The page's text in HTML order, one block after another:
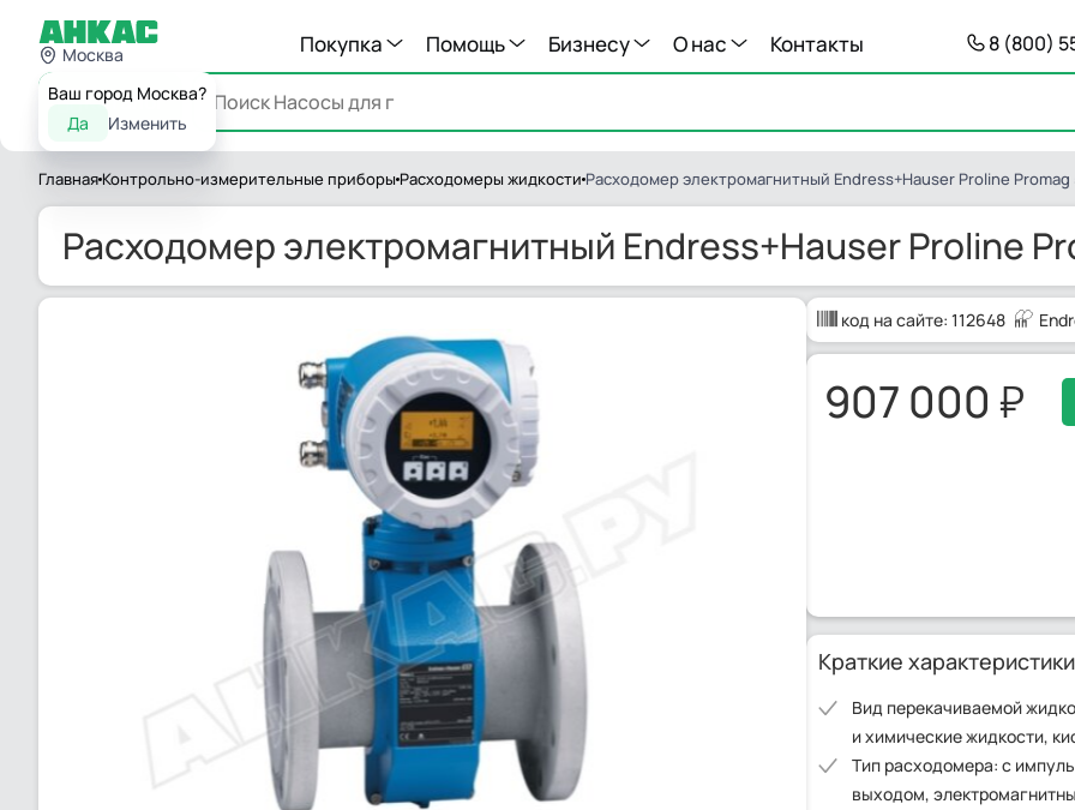
Москва
Ваш город Москва?
Да
Изменить
Покупка Помощь Бизнесу О нас Контакты 8 (800)
Каталог
Главная Контрольно-измерительные приборы Расходомеры жидкости Расходомер электромагнитный Endress+Hauser Proline Promag
Расходомер электромагнитный Endress+Hauser Proline
код на сайте: 112648
907 000
Краткие характеристики
Вид перекачиваемой
и химические жидкости,
Тип расходомера: с
выходом,